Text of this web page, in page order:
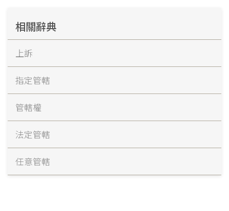
相關辭典
上訴
指定管轄
管轄權
法定管轄
任意管轄